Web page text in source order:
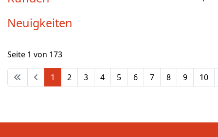
Neuigkeiten
Seite 1 von 173
1 2 3 4 5 6 7 8 9 10